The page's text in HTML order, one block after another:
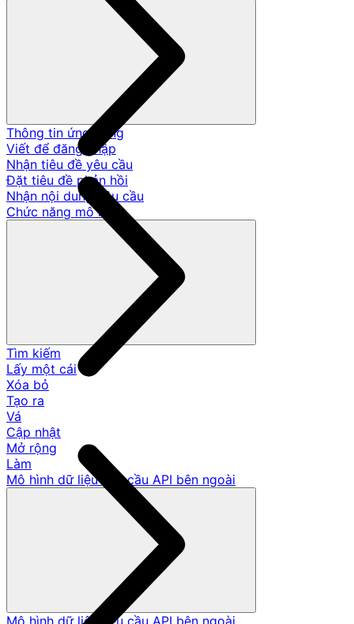
Thông tin ứng dụng
Viết để đăng nhập
Nhận tiêu đề yêu cầu
Đặt tiêu đề phản hồi
Nhận nội dung yêu cầu
Chức năng mô hình
Tìm kiếm
Lấy một cái
Xóa bỏ
Tạo ra
Vá
Cập nhật
Mở rộng
Làm
Mô hình dữ liệu yêu cầu API bên ngoài
Mô hình dữ liệu yêu cầu API bên ngoài